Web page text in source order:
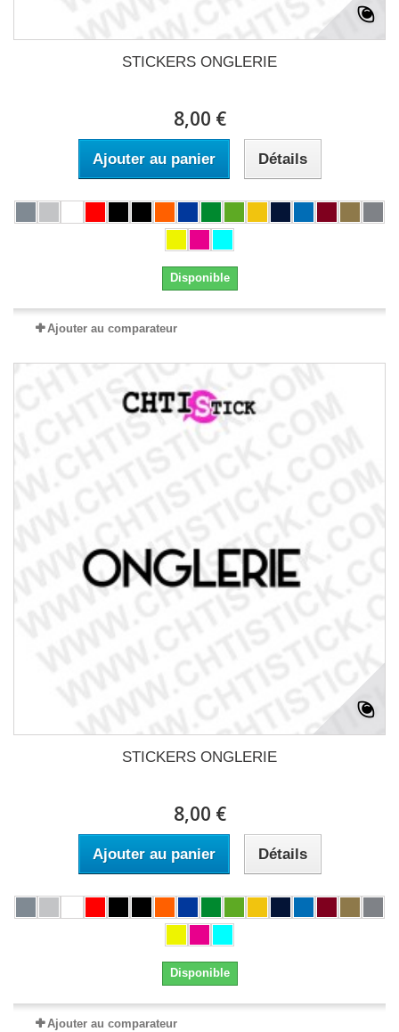
STICKERS ONGLERIE
8,00 €
Ajouter au panier Détails
Disponible
Ajouter au comparateur
STICKERS ONGLERIE
8,00 €
Ajouter au panier Détails
Disponible
Ajouter au comparateur